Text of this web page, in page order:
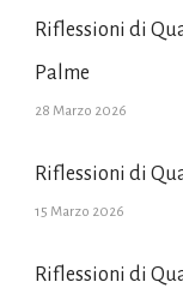
Riflessioni di
Palme
28 Marzo 2026
Riflessioni di
15 Marzo 2026
Riflessioni di